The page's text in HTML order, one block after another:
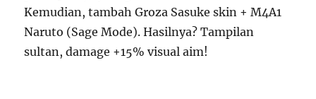
Kemudian, tambah Groza Sasuke skin + M4A1
Naruto (Sage Mode). Hasilnya? Tampilan
sultan, damage +15% visual aim!